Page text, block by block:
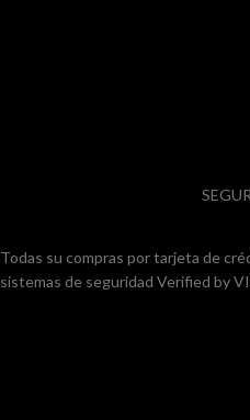
Todas su compras por tarjeta de
sistemas de seguridad Verified by